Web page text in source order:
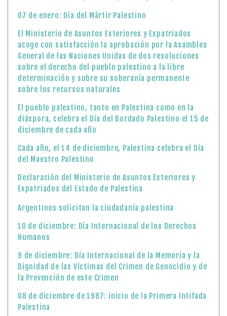
07 de enero: Día del Mártir Palestino
El Ministerio de Asuntos Exteriores y Expatriados
acoge con satisfacción la aprobación por la Asamblea
General de las Naciones Unidas de dos resoluciones
sobre el derecho del pueblo palestino a la libre
determinación y sobre su soberanía permanente
sobre los recursos naturales
El pueblo palestino, tanto en Palestina como en la
diáspora, celebra el Día del Bordado Palestino el 15 de
diciembre de cada año
Cada año, el 14 de diciembre, Palestina celebra el Día
del Maestro Palestino
Declaración del Ministerio de Asuntos Exteriores y
Expatriados del Estado de Palestina
Argentinos solicitan la ciudadanía palestina
10 de diciembre: Día Internacional de los Derechos
Humanos
9 de diciembre: Día Internacional de la Memoria y la
Dignidad de las Víctimas del Crimen de Genocidio y de
la Prevención de este Crimen
08 de diciembre de 1987: inicio de la Primera Intifada
Palestina